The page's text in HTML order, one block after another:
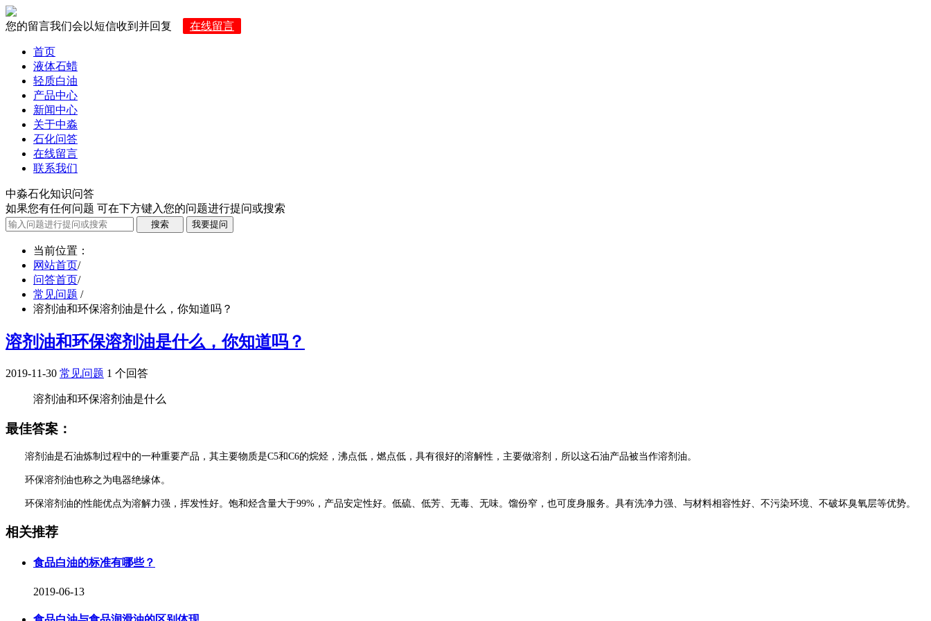
您的留言我们会以短信收到并回复 在线留言
首页
液体石蜡
轻质白油
产品中心
新闻中心
关于中淼
石化问答
在线留言
联系我们
中淼石化知识问答
如果您有任何问题 可在下方键入您的问题进行提问或搜索
当前位置 ：
网站首页/
问答首页/
常见问题 /
溶剂油和环保溶剂油是什么，你知道吗？
溶剂油和环保溶剂油是什么，你知道吗？
2019-11-30 常见问题 1 个回答
溶剂油和环保溶剂油是什么
最佳答案：
溶剂油是石油炼制过程中的一种重要产品，其主要物质是C5和C6的烷烃，沸点低，燃点低，具有很好的溶解性，主要做溶剂，所以这石油产品被当作溶剂油。
环保溶剂油也称之为电器绝缘体。
环保溶剂油的性能优点为溶解力强，挥发性好。饱和烃含量大于99%，产品安定性好。低硫、低芳、无毒、无味。馏份窄，也可度身服务。具有洗净力强、与材料相容性好、不污染环境、不破坏臭氧层等优势。
相关推荐
食品白油的标准有哪些？
2019-06-13